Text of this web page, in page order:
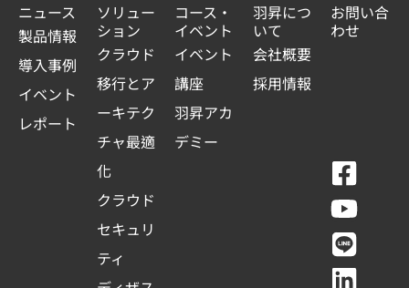
ニュース
製品情報
導入事例
イベント
レポート
ソリュー
ション
クラウド
移行とア
ーキテク
チャ最適
化
クラウド
セキュリ
ティ
コース・
イベント
イベント
講座
羽昇アカ
デミー
羽昇につ
いて
会社概要
採用情報
お問い合
わせ
F
a
c
e
Y
o
u
t
L
i
n
e
L
i
n
k